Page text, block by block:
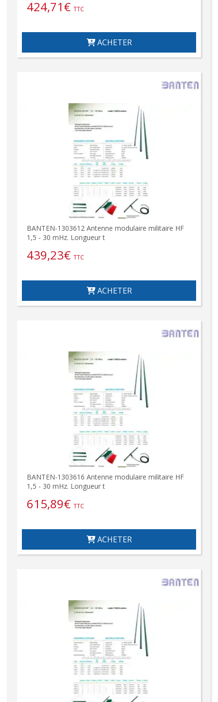
424,71€ TTC
ACHETER
BANTEN-1303612 Antenne modulaire militaire HF
1,5 - 30 mHz. Longueur t
439,23€ TTC
ACHETER
BANTEN-1303616 Antenne modulaire militaire HF
1,5 - 30 mHz. Longueur t
615,89€ TTC
ACHETER